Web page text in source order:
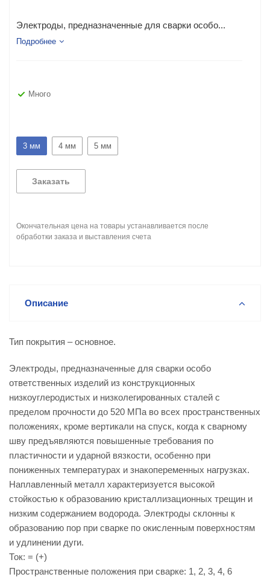
Электроды, предназначенные для сварки особо...
Подробнее
Много
3 мм 4 мм 5 мм
Заказать
Окончательная цена на товары устанавливается после
обработки заказа и выставления счета
Описание
Тип покрытия – основное.
Электроды, предназначенные для сварки особо
ответственных изделий из конструкционных
низкоуглеродистых и низколегированных сталей с
пределом прочности до 520 МПа во всех пространственных
положениях, кроме вертикали на спуск, когда к сварному
шву предъявляются повышенные требования по
пластичности и ударной вязкости, особенно при
пониженных температурах и знакопеременных нагрузках.
Наплавленный металл характеризуется высокой
стойкостью к образованию кристаллизационных трещин и
низким содержанием водорода. Электроды склонны к
образованию пор при сварке по окисленным поверхностям
и удлинении дуги.
Ток: = (+)
Пространственные положения при сварке: 1, 2, 3, 4, 6